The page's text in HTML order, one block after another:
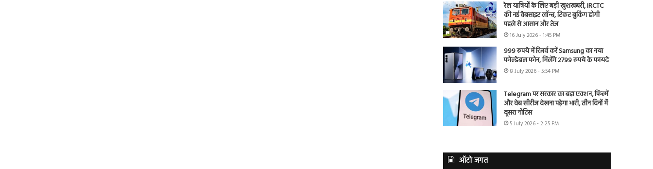
रेल यात्रियों के लिए बड़ी खुशखबरी, IRCTC
की नई वेबसाइट लॉन्च, टिकट बुकिंग होगी
पहले से आसान और तेज
16 July 2026 - 1:45 PM
999 रुपये में रिजर्व करें Samsung का नया
फोल्डेबल फोन, मिलेंगे 2799 रुपये के फायदे
8 July 2026 - 5:54 PM
Telegram पर सरकार का बड़ा एक्शन, फिल्में
और वेब सीरीज देखना पड़ेगा भारी, तीन दिनों में
दूसरा नोटिस
5 July 2026 - 2:25 PM
ऑटो जगत